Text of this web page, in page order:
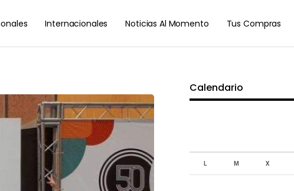
Internacionales Noticias Al Momento Tus Compras
Calendario
L M X